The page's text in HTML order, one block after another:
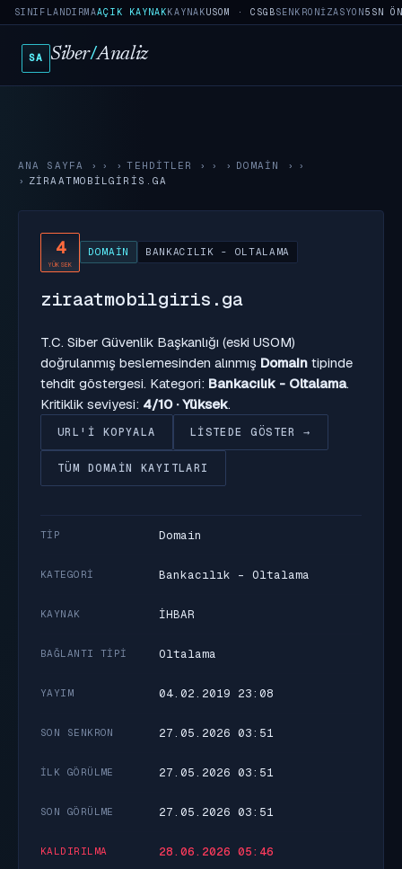
SINIFLANDIRMAAÇIK KAYNAKKAYNAKUSOM · CSGBSENKRONIZASYON5SN
SA Siber/Analiz
ANA SAYFA › TEHDITLER › DOMAIN
›
ZIRAATMOBILGIRIS.GA
4
YÜKSEK
DOMAIN BANKACILIK - OLTALAMA
ziraatmobilgiris.ga
T.C. Siber Güvenlik Başkanlığı (eski USOM)
doğrulanmış beslemesinden alınmış Domain tipinde
tehdit göstergesi. Kategori: Bankacılık - Oltalama.
Kritiklik seviyesi: 4/10 · Yüksek.
URL'I KOPYALA LISTEDE GÖSTER →
TÜM DOMAIN KAYITLARI
TIP Domain
KATEGORI Bankacılık - Oltalama
KAYNAK İHBAR
BAĞLANTI TIPI Oltalama
YAYIM 04.02.2019 23:08
SON SENKRON 27.05.2026 03:51
İLK GÖRÜLME 27.05.2026 03:51
SON GÖRÜLME 27.05.2026 03:51
KALDIRILMA 28.06.2026 05:46